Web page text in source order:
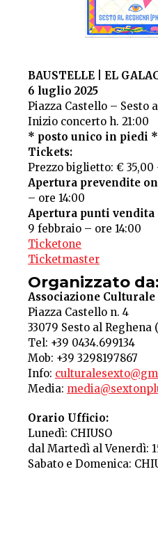
BAUSTELLE | EL
6 luglio 2025
Piazza Castello – Sesto
Inizio concerto h. 21:00
* posto unico in piedi *
Tickets:
Prezzo biglietto: € 35,00
Apertura prevendite
– ore 14:00
Apertura punti vendita
9 febbraio – ore 14:00
Ticketone
Ticketmaster
Organizzato da:
Associazione Culturale
Piazza Castello n. 4
33079 Sesto al Reghena
Tel: +39 0434.699134
Mob: +39 3298197867
Info:
Media:
Orario Ufficio:
Lunedì: CHIUSO
dal Martedì al Venerdì:
Sabato e Domenica: